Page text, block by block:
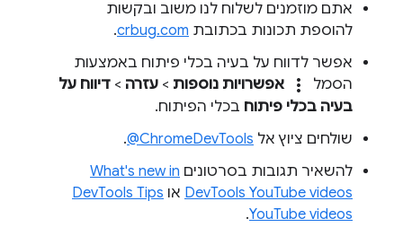
אתם מוזמנים לשלוח לנו משוב ובקשות
להוספת תכונות בכתובת crbug.com
.
אפשר לדווח על בעיה בכלי פיתוח באמצעות
הסמל
more_vert אפשרויות נוספות > עזרה > דיווח על
בעיה בכלי פיתוח בכלי הפיתוח.
שולחים ציוץ אל ‎@ChromeDevTools
.
להשאיר תגובות בסרטונים What's new in
DevTools YouTube videos או DevTools Tips
YouTube videos
.